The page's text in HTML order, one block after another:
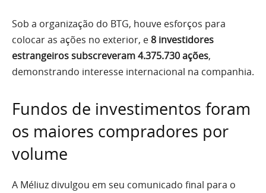
Sob a organização do BTG, houve esforços para
colocar as ações no exterior, e8 investidores
estrangeiros subscreveram 4.375.730 ações,
demonstrando interesse internacional na companhia.
Fundos de investimentos foram
os maiores compradores por
volume
A Méliuz divulgou em seu comunicado final para o